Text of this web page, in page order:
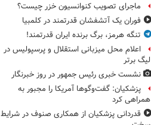
ماجرای تصویب کنوانسیون خزر چیست؟
فوران یک آتشفشان قدرتمند در کلمبیا
تنگه هرمز، برگ برنده ایران قدرتمند!
اعلام محل میزبانی استقلال و پرسپولیس در
لیگ برتر
نشست خبری رئیس جمهور در روز خبرنگار
پزشکیان: گفت‌وگوها آمریکا را مجبور به
همراهی کرد
قدردانی پزشکیان از همکاری صنوف در شرایط